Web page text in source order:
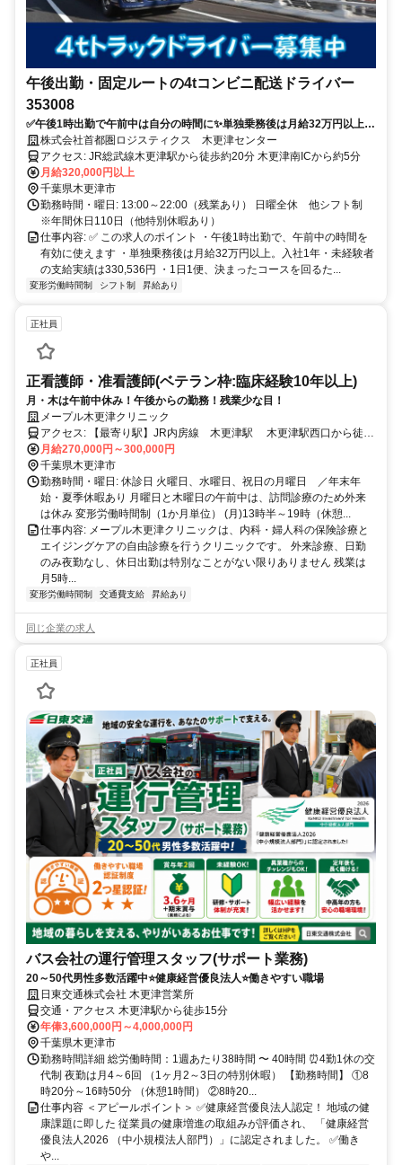
午後出勤・固定ルートの4tコンビニ配送ドライバー
353008
✅午後1時出勤で午前中は自分の時間に✨単独乗務後は月給32万円以上／
1日1便・固定コースのコンビニ配送
株式会社首都圏ロジスティクス 木更津センター
アクセス: JR総武線木更津駅から徒歩約20分 木更津南ICから約5分
月給320,000円以上
千葉県木更津市
勤務時間・曜日: 13:00～22:00（残業あり） 日曜全休 他シフト制
※年間休日110日（他特別休暇あり）
仕事内容: ✅ この求人のポイント ・午後1時出勤で、午前中の時間を
有効に使えます ・単独乗務後は月給32万円以上。入社1年・未経験者
の支給実績は330,536円 ・1日1便、決まったコースを回るた...
変形労働時間制 シフト制 昇給あり
正社員
正看護師・准看護師(ベテラン枠:臨床経験10年以上)
月・木は午前中休み！午後からの勤務！残業少な目！
メープル木更津クリニック
アクセス: 【最寄り駅】JR内房線 木更津駅 木更津駅西口から徒歩
月給270,000円～300,000円
千葉県木更津市
勤務時間・曜日: 休診日 火曜日、水曜日、祝日の月曜日 ／年末年
始・夏季休暇あり 月曜日と木曜日の午前中は、訪問診療のため外来
は休み 変形労働時間制（1か月単位） (月)13時半～19時（休憩...
仕事内容: メープル木更津クリニックは、内科・婦人科の保険診療と
エイジングケアの自由診療を行うクリニックです。 外来診療、日勤
のみ夜勤なし、休日出勤は特別なことがない限りありません 残業は
月5時...
変形労働時間制 交通費支給 昇給あり
同じ企業の求人
正社員
バス会社の運行管理スタッフ(サポート業務)
20～50代男性多数活躍中⭐健康経営優良法人⭐働きやすい職場
日東交通株式会社 木更津営業所
交通・アクセス 木更津駅から徒歩15分
年俸3,600,000円～4,000,000円
千葉県木更津市
勤務時間詳細 総労働時間：1週あたり38時間 〜 40時間 ⏰4勤1休の交
代制 夜勤は月4～6回 （1ヶ月2～3日の特別休暇） 【勤務時間】 ①8
時20分～16時50分 （休憩1時間） ②8時20...
仕事内容 ＜アピールポイント＞ ✅健康経営優良法人認定！ 地域の健
康課題に即した 従業員の健康増進の取組みが評価され、 「健康経営
優良法人2026 （中小規模法人部門）」に認定されました。 ✅働き
や...